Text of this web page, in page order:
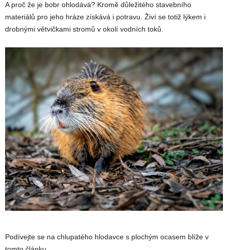
A proč že je bobr ohlodává? Kromě důležitého stavebního
materiálů pro jeho hráze získává i potravu. Živí se totiž lýkem i
drobnými větvičkami stromů v okolí vodních toků.
Podívejte se na chlupatého hlodavce s plochým ocasem blíže v